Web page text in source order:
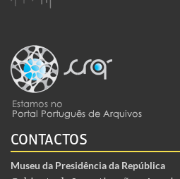
CONTACTOS
Museu da Presidência da República